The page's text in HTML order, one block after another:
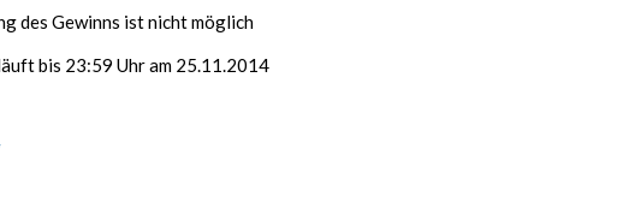
des Gewinns ist nicht möglich
bis 23:59 Uhr am 25.11.2014